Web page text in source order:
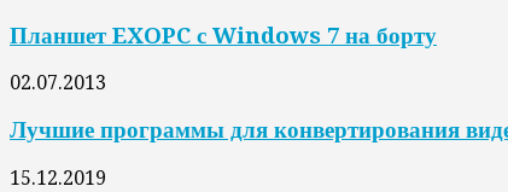
Планшет EXOPC с Windows 7 на борту
02.07.2013
Лучшие программы для конвертирования
15.12.2019